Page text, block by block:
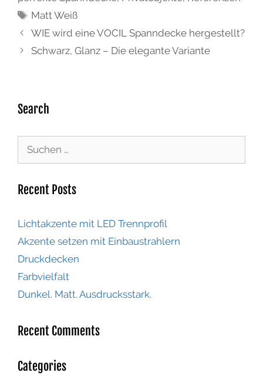
Matt Weiß
WIE wird eine VOCIL Spanndecke hergestellt?
Schwarz, Glanz – Die elegante Variante
Search
Recent Posts
Lichtakzente mit LED Trennprofil
Akzente setzen mit Einbaustrahlern
Druckdecken
Farbvielfalt
Dunkel. Matt. Ausdrucksstark.
Recent Comments
Categories